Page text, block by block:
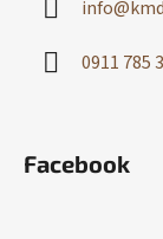
info@
0911 785
Facebook